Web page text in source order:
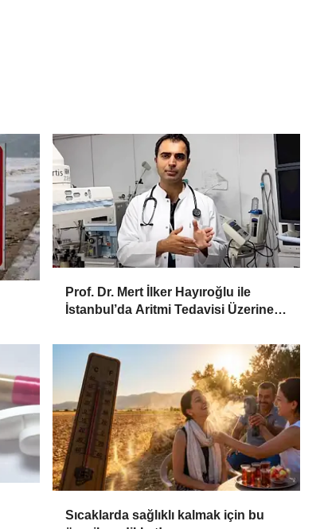
Prof. Dr. Mert İlker Hayıroğlu ile
İstanbul’da Aritmi Tedavisi Üzerine
Sıcaklarda sağlıklı kalmak için bu